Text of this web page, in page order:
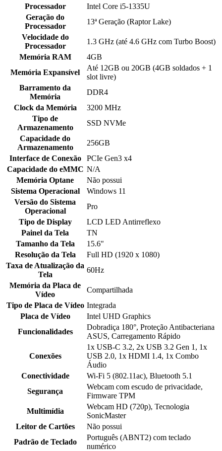
Processador
Intel Core i5-1335U
Geração do
Processador
13ª Geração (Raptor Lake)
Velocidade do
Processador
1.3 GHz (até 4.6 GHz com Turbo Boost)
Memória RAM
4GB
Memória Expansível
Até 12GB ou 20GB (4GB soldados + 1
slot livre)
Barramento da
Memória
DDR4
Clock da Memória
3200 MHz
Tipo de
Armazenamento
SSD NVMe
Capacidade do
Armazenamento
256GB
Interface de Conexão
PCIe Gen3 x4
Capacidade do eMMC N/A
Memória Optane
Não possui
Sistema Operacional
Windows 11
Versão do Sistema
Operacional
Pro
Tipo de Display
LCD LED Antirreflexo
Painel da Tela
TN
Tamanho da Tela
15.6"
Resolução da Tela
Full HD (1920 x 1080)
Taxa de Atualização da
Tela
60Hz
Memória da Placa de
Vídeo
Compartilhada
Tipo de Placa de Vídeo Integrada
Placa de Vídeo
Intel UHD Graphics
Funcionalidades
Dobradiça 180°, Proteção Antibacteriana
ASUS, Carregamento Rápido
Conexões
1x USB-C 3.2, 2x USB 3.2 Gen 1, 1x
USB 2.0, 1x HDMI 1.4, 1x Combo
Áudio
Conectividade
Wi-Fi 5 (802.11ac), Bluetooth 5.1
Segurança
Webcam com escudo de privacidade,
Firmware TPM
Multimídia
Webcam HD (720p), Tecnologia
SonicMaster
Leitor de Cartões
Não possui
Padrão de Teclado
Português (ABNT2) com teclado
numérico